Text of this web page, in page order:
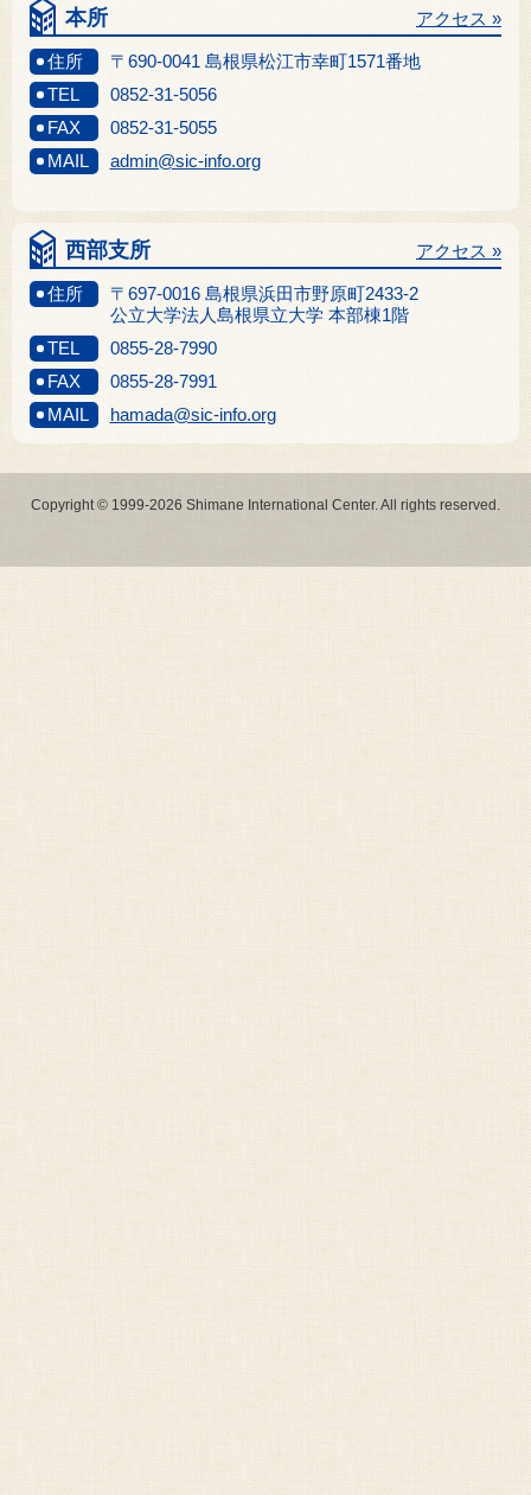
本所
住所 〒690-0041 島根県松江市幸町1571番地
アクセス »
TEL
0852-31-5056
FAX
0852-31-5055
MAIL
admin@sic-info.org
西部支所
住所
〒697-0016 島根県浜田市野原町2433-2
公立大学法人島根県立大学 本部棟1階
アクセス »
TEL
0855-28-7990
FAX
0855-28-7991
MAIL
hamada@sic-info.org
Copyright © 1999-2026 Shimane International Center. All rights reserved.